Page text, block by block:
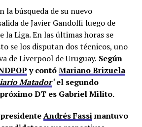
candidatos, todos apostamos al
más y nada menos que
¿Acaso no era más difícil el
otros?. Hasta ahí, parecía que los
pero…
que se decidió por Ribonetto.
No, por más que el presidente lo
sino por contexto. Con las
la búsqueda de su nuevo
de Javier Gandolfi luego de
la Liga. En las últimas horas se
se los disputan dos técnicos, uno
de Liverpool de Uruguay. Según
y contóMariano Brizuela
Matador‘el segundo
DT es Gabriel Milito.
Andrés Fassimantuvo